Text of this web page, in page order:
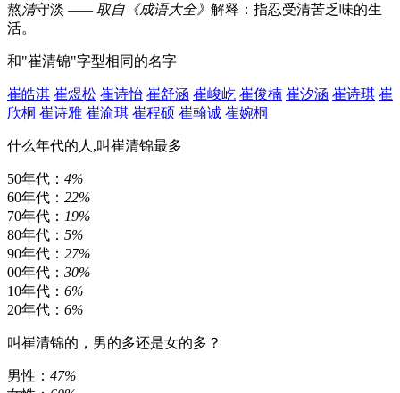
熬清守淡 —— 取自《成语大全》 解释：指忍受清苦乏味的生
活。
和"崔清锦"字型相同的名字
崔皓淇 崔煜松 崔诗怡 崔舒涵 崔峻屹 崔俊楠 崔汐涵 崔诗琪 崔
欣桐 崔诗雅 崔渝琪 崔程硕 崔翰诚 崔婉桐
什么年代的人,叫崔清锦最多
50年代： 4%
60年代： 22%
70年代： 19%
80年代： 5%
90年代： 27%
00年代： 30%
10年代： 6%
20年代： 6%
叫崔清锦的，男的多还是女的多？
男性： 47%